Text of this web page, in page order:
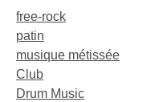
free-rock
patin
musique métissée
Club
Drum Music